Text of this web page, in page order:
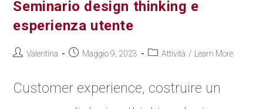
Seminario design thinking e
esperienza utente
Valentina Maggio 9, 2023 Attività / Learn More
Customer experience, costruire un